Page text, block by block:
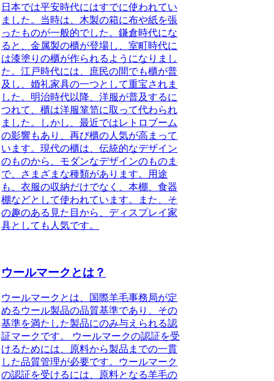
日本では平安時代にはすでに使われてい
ました。当時は、木製の箱に布や紙を張
ったものが一般的でした。鎌倉時代にな
ると、金属製の櫃が登場し、室町時代に
は漆塗りの櫃が作られるようになりまし
た。江戸時代には、庶民の間でも櫃が普
及し、婚礼家具の一つとして重宝されま
した。明治時代以降、洋服が普及するに
つれて、櫃は洋服箪笥に取って代わられ
ました。しかし、最近ではレトロブーム
の影響もあり、再び櫃の人気が高まって
います。現代の櫃は、伝統的なデザイン
のものから、モダンなデザインのものま
で、さまざまな種類があります。用途
も、衣服の収納だけでなく、本棚、食器
棚などとして使われています。また、そ
の趣のある見た目から、ディスプレイ家
具としても人気です。
ウールマークとは？
ウールマークとは、国際羊毛事務局が定
めるウール製品の品質基準であり、その
基準を満たした製品にのみ与えられる認
証マークです。 ウールマークの認証を受
けるためには、原料から製品までの一貫
した品質管理が必要です。ウールマーク
の認証を受けるには、原料となる羊毛の